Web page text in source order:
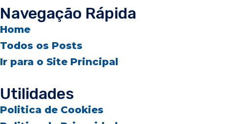
Navegação Rápida
Home
Todos os Posts
Ir para o Site Principal
Utilidades
Politica de Cookies